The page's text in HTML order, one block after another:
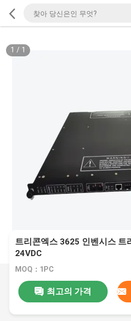
1 / 1
트리콘엑스 3625 인벤시스 트
24VDC
MOQ：1PC
최고의 가격